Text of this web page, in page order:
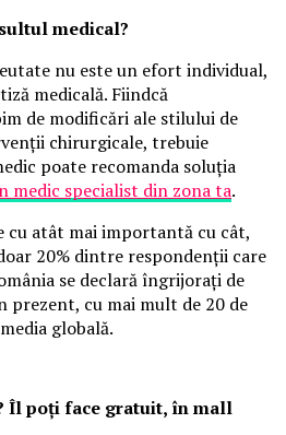
medical?
nu este un efort individual,
medicală. Fiindcă
de modificări ale stilului de
chirurgicale, trebuie
poate recomanda soluția
medic specialist din zona ta.
cu atât mai importantă cu cât,
20% dintre respondenții care
se declară îngrijorați de
prezent, cu mai mult de 20 de
globală.
Îl poți face gratuit, în mall